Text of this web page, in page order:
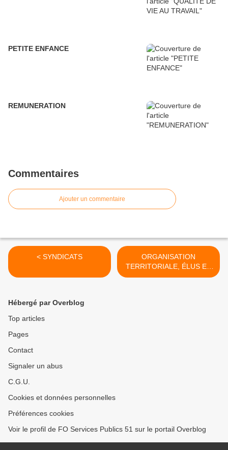
PETITE ENFANCE
REMUNERATION
Commentaires
Ajouter un commentaire
< SYNDICATS
ORGANISATION
TERRITORIALE, ÉLUS ET
INSTITUTIONS >
Hébergé par Overblog
Top articles
Pages
Contact
Signaler un abus
C.G.U.
Cookies et données personnelles
Préférences cookies
Voir le profil de FO Services Publics 51 sur le portail Overblog